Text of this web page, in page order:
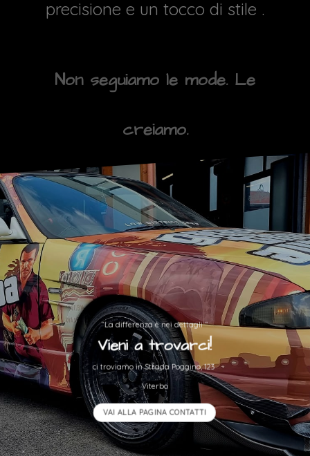
precisione e un tocco di stile .
Non seguiamo le mode. Le
creiamo.
“La differenza è nei dettagli “
Vieni a trovarci!
ci troviamo in Strada Poggino, 123
Viterbo
VAI ALLA PAGINA CONTATTI